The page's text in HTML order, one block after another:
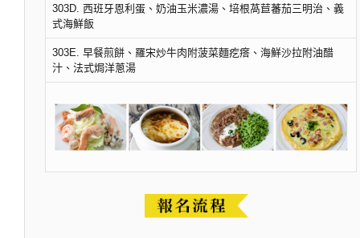
303D. 西班牙恩利蛋、奶油玉米濃湯、培根萵苣蕃茄三明治、義
式海鮮飯
303E. 早餐煎餅、羅宋炒牛肉附菠菜麵疙瘩、海鮮沙拉附油醋
汁、法式焗洋蔥湯